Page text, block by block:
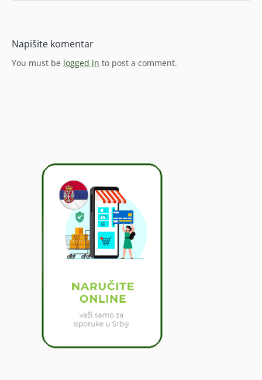
Napišite komentar
You must be logged in to post a comment.